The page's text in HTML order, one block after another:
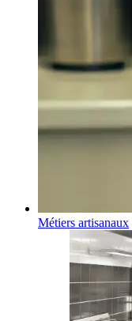
Métiers artisanaux